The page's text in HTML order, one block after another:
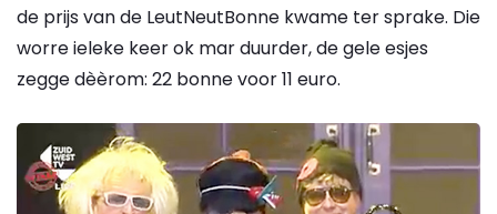
de prijs van de LeutNeutBonne kwame ter sprake. Die
worre ieleke keer ok mar duurder, de gele esjes
zegge dèèrom: 22 bonne voor 11 euro.